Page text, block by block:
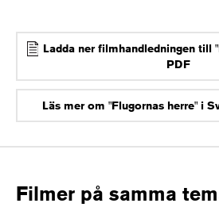
Ladda ner filmhandledningen till
PDF
Läs mer om "Flugornas herre" i
Filmer på samma